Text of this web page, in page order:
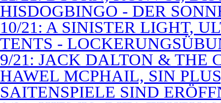
HISDOGBINGO - DER
10/21: A SINISTER LIGHT,
TENTS -
9/21: JACK DALTON & THE
HAWEL MCPHAIL, SIN
SAITENSPIELE SIND